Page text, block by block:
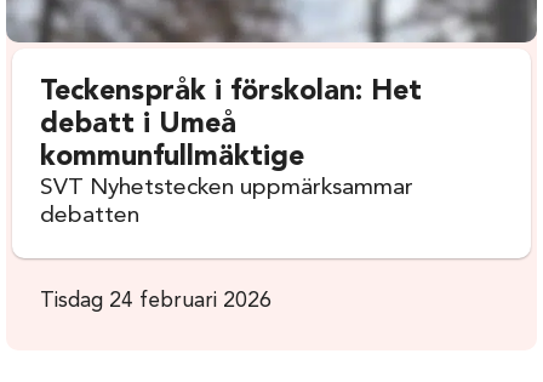
Teckenspråk i förskolan: Het
debatt i Umeå
kommunfullmäktige
SVT Nyhetstecken uppmärksammar
debatten
Tisdag 24 februari 2026